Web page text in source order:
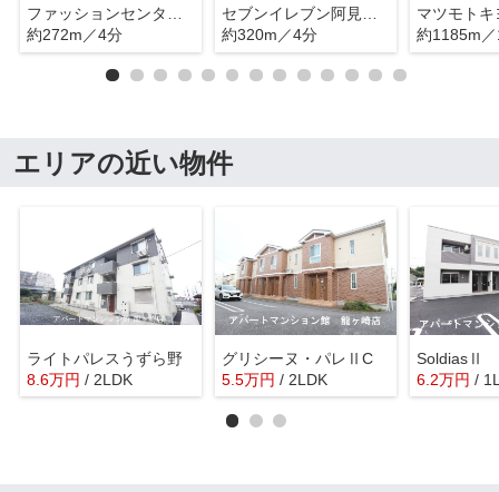
約272m／4分
約320m／4分
マツモト
約1185m
エリアの近い物件
ライトパレスうずら野
8.6万円 / 2LDK
グリシーヌ・パレⅡC
5.5万円 / 2LDK
SoldiasⅡ
6.2万円 /